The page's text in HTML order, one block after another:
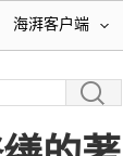
海湃客户端